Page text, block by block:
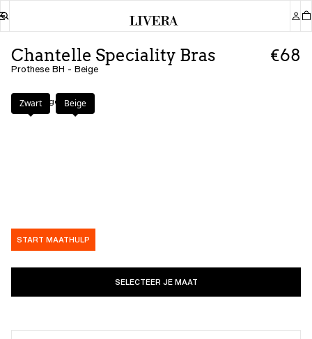
Chantelle Speciality Bras
Prothese BH - Beige
€68
Kleur: Beige
Zwart Beige
START MAATHULP
SELECTEER JE MAAT